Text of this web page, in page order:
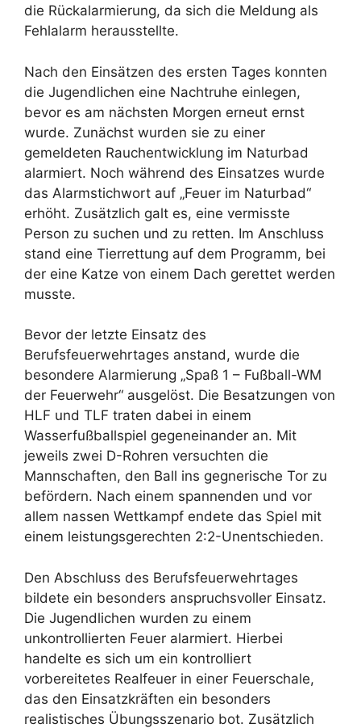
die Rückalarmierung, da sich die Meldung als
Fehlalarm herausstellte.
Nach den Einsätzen des ersten Tages konnten
die Jugendlichen eine Nachtruhe einlegen,
bevor es am nächsten Morgen erneut ernst
wurde. Zunächst wurden sie zu einer
gemeldeten Rauchentwicklung im Naturbad
alarmiert. Noch während des Einsatzes wurde
das Alarmstichwort auf „Feuer im Naturbad“
erhöht. Zusätzlich galt es, eine vermisste
Person zu suchen und zu retten. Im Anschluss
stand eine Tierrettung auf dem Programm, bei
der eine Katze von einem Dach gerettet werden
musste.
Bevor der letzte Einsatz des
Berufsfeuerwehrtages anstand, wurde die
besondere Alarmierung „Spaß 1 – Fußball-WM
der Feuerwehr“ ausgelöst. Die Besatzungen von
HLF und TLF traten dabei in einem
Wasserfußballspiel gegeneinander an. Mit
jeweils zwei D-Rohren versuchten die
Mannschaften, den Ball ins gegnerische Tor zu
befördern. Nach einem spannenden und vor
allem nassen Wettkampf endete das Spiel mit
einem leistungsgerechten 2:2-Unentschieden.
Den Abschluss des Berufsfeuerwehrtages
bildete ein besonders anspruchsvoller Einsatz.
Die Jugendlichen wurden zu einem
unkontrollierten Feuer alarmiert. Hierbei
handelte es sich um ein kontrolliert
vorbereitetes Realfeuer in einer Feuerschale,
das den Einsatzkräften ein besonders
realistisches Übungsszenario bot. Zusätzlich